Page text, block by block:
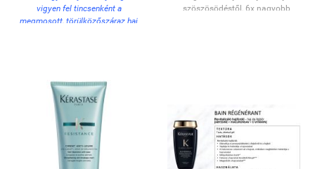
vigyen fel tincsenként a
megmosott, törülközőszáraz haj
szöszösödéstől, 6x nagyobb